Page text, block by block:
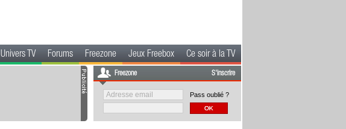
Univers TV Forums Freezone Jeux Freebox Ce soir à la TV
Freezone S'inscrire
Pass oublié ?